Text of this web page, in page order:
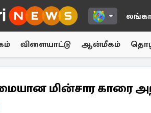
விளையாட்டு ஆன்மீகம்
மின்சார காரை